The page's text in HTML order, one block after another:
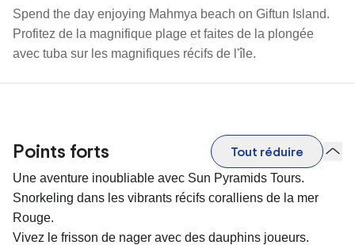
Spend the day enjoying Mahmya beach on Giftun Island.
Profitez de la magnifique plage et faites de la plongée
avec tuba sur les magnifiques récifs de l'île.
Points forts Tout réduire
Une aventure inoubliable avec Sun Pyramids Tours.
Snorkeling dans les vibrants récifs coralliens de la mer
Rouge.
Vivez le frisson de nager avec des dauphins joueurs.